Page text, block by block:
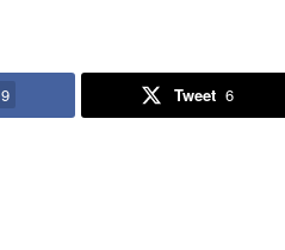
9 Tweet 6